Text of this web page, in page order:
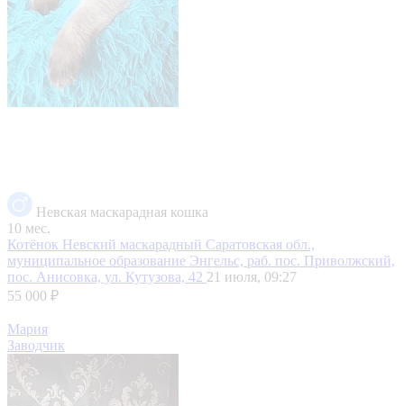
Невская маскарадная кошка
10 мес.
Котёнок Невский маскарадный Саратовская обл.,
муниципальное образование Энгельс, раб. пос. Приволжский,
пос. Анисовка, ул. Кутузова, 42 21 июля, 09:27
55 000 ₽
Мария
Заводчик